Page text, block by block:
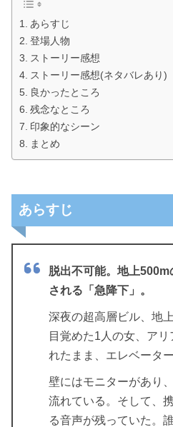
あらすじ
登場人物
ストーリー感想
ストーリー感想(ネタバレあり)
良かったところ
残念なところ
印象的なシーン
まとめ
あらすじ
脱出不可能。地上
される「急降下」。
深夜の超高層ビル、地
目覚めた1人の女、ア
れたまま、エレベータ
壁にはモニターがあり
流れている。そして、
る音声が残っていた。